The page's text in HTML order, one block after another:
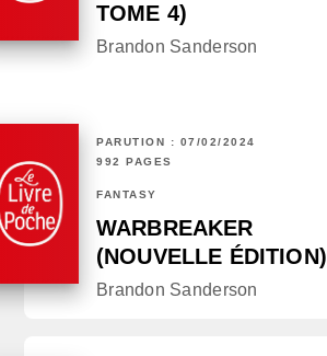
TOME 4)
Brandon Sanderson
PARUTION : 07/02/2024
992 PAGES
FANTASY
WARBREAKER
(NOUVELLE ÉDITION)
Brandon Sanderson